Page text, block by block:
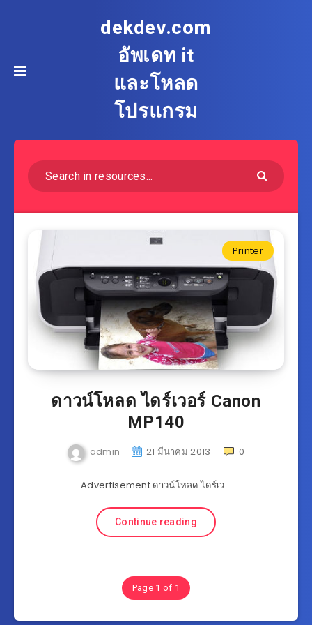
dekdev.com
อัพเดท it
และโหลด
โปรแกรม
Printer
ดาวน์โหลด ไดร์เวอร์ Canon
MP140
admin 21 มีนาคม 2013 0
Advertisement ดาวน์โหลด ไดร์เว…
Continue reading
Page 1 of 1